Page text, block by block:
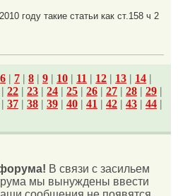
году такие статьи как ст.158 ч 2
6 | 7 | 8 | 9 | 10 | 11 | 12 | 13 | 14 |
| 22 | 23 | 24 | 25 | 26 | 27 | 28 | 29 |
| 37 | 38 | 39 | 40 | 41 | 42 | 43 | 44 |
В связи с засильем
мы вынуждены ввести